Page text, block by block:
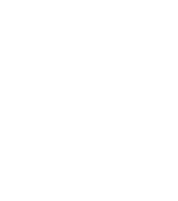
zu
nur den